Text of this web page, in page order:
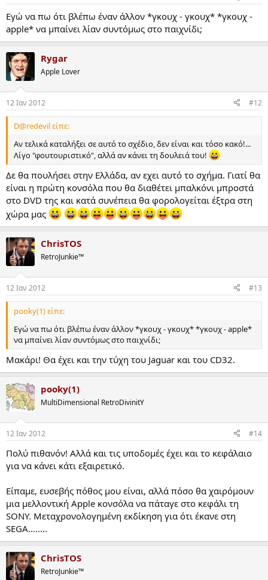
Εγώ να πω ότι βλέπω έναν άλλον *γκουχ - γκουχ* *γκουχ -
apple* να μπαίνει λίαν συντόμως στο παιχνίδι;
Rygar
Apple Lover
12 Ιαν 2012 #12
D@redevil είπε:
Αν τελικά καταλήξει σε αυτό το σχέδιο, δεν είναι και τόσο κακό!...
Λίγο "φουτουριστικό", αλλά αν κάνει τη δουλειά του!
Δε θα πουλήσει στην Ελλάδα, αν εχει αυτό το σχήμα. Γιατί θα
είναι η πρώτη κονσόλα που θα διαθέτει μπαλκόνι μπροστά
στο DVD της και κατά συνέπεια θα φορολογείται έξτρα στη
χώρα μας
ChrisTOS
RetroJunkie™
12 Ιαν 2012 #13
pooky(1) είπε:
Εγώ να πω ότι βλέπω έναν άλλον *γκουχ - γκουχ* *γκουχ - apple*
να μπαίνει λίαν συντόμως στο παιχνίδι;
Μακάρι! Θα έχει και την τύχη του Jaguar και του CD32.
pooky(1)
MultiDimensional RetroDivinitY
12 Ιαν 2012 #14
Πολύ πιθανόν! Αλλά και τις υποδομές έχει και το κεφάλαιο
για να κάνει κάτι εξαιρετικό.
Είπαμε, ευσεβής πόθος μου είναι, αλλά πόσο θα χαιρόμουν
μια μελλοντική Apple κονσόλα να πάταγε στο κεφάλι τη
SONY. Μεταχρονολογημένη εκδίκηση για ότι έκανε στη
SEGA........
ChrisTOS
RetroJunkie™